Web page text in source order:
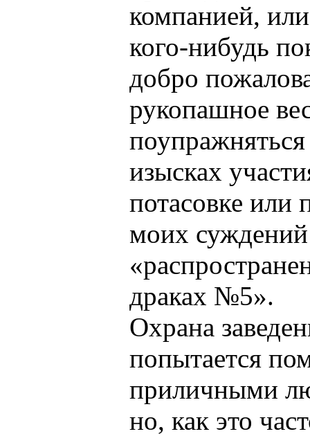
компанией, или
кого-нибудь
добро
рукопашное
изысках
потасовке или
моих
драках №5».
Охрана
попытается
приличными
но, как это